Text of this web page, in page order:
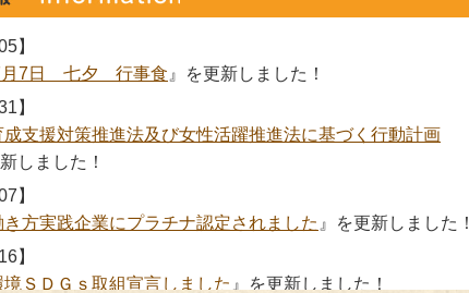
】
月7日 七夕 行事食 』を更新しました！
】
成支援対策推進法及び女性活躍推進法に基づく行動計画
しました！
】
き方実践企業にプラチナ認定されました 』を更新しました！
】
ＳＤＧｓ取組宣言しました 』を更新しました！